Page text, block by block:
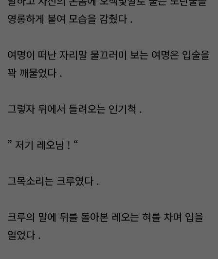
영롱하게 붙여 모습을 감췄다 .
여명이 떠난 자리말 물끄러미 보는 여명은 입술을
꽉 깨물었다 .
그렇자 뒤에서 들려오는 인기척 .
” 저기 레오님 ! “
그목소리는 크루였다 .
크루의 말에 뒤를 돌아본 레오는 혀를 차며 입을
열었다 .